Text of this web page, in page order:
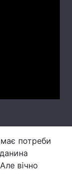
потреби
вічно